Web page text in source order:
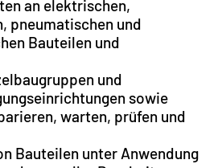
an elektrischen,
pneumatischen und
Bauteilen und
und
sowie
warten, prüfen und
Bauteilen unter Anwendung